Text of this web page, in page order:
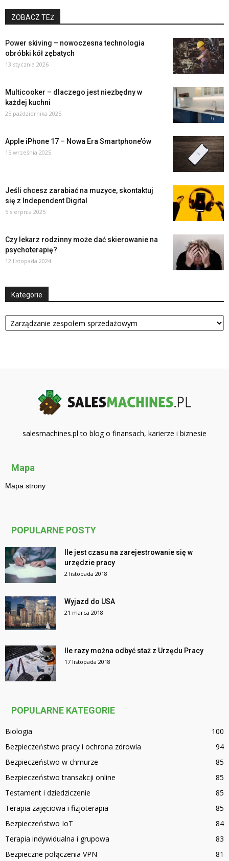
ZOBACZ TEŻ
Power skiving – nowoczesna technologia
obróbki kół zębatych
13 stycznia 2026
Multicooker – dlaczego jest niezbędny w
każdej kuchni
25 października 2025
Apple iPhone 17 – Nowa Era Smartphone’ów
15 września 2025
Jeśli chcesz zarabiać na muzyce, skontaktuj
się z Independent Digital
5 sierpnia 2025
Czy lekarz rodzinny może dać skierowanie na
psychoterapię?
12 listopada 2024
Kategorie
Kategorie
salesmachines.pl to blog o finansach, karierze i biznesie
Mapa
Mapa strony
POPULARNE POSTY
Ile jest czasu na zarejestrowanie się w
urzędzie pracy
2 listopada 2018
Wyjazd do USA
21 marca 2018
Ile razy można odbyć staż z Urzędu Pracy
17 listopada 2018
POPULARNE KATEGORIE
Biologia
100
Bezpieczeństwo pracy i ochrona zdrowia
94
Bezpieczeństwo w chmurze
85
Bezpieczeństwo transakcji online
85
Testament i dziedziczenie
85
Terapia zajęciowa i fizjoterapia
85
Bezpieczeństwo IoT
84
Terapia indywidualna i grupowa
83
Bezpieczne połączenia VPN
81